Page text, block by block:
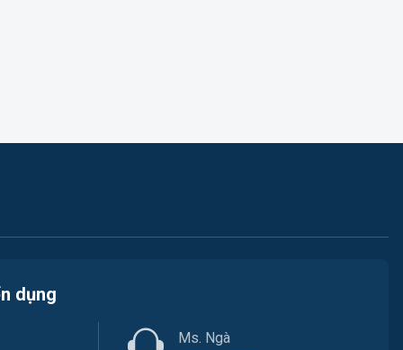
Nội ngoại thất
Nông - Lâm - Thủy Sản
Việc làm Phường Hòa Thắng
Việc làm Xã Tân Định
dụng
Ms. Ngà